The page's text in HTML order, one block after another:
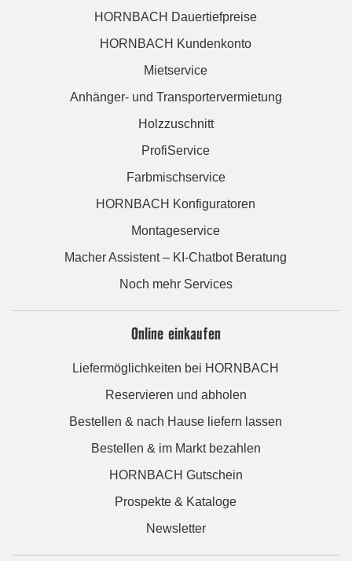
HORNBACH Dauertiefpreise
HORNBACH Kundenkonto
Mietservice
Anhänger- und Transportervermietung
Holzzuschnitt
ProfiService
Farbmischservice
HORNBACH Konfiguratoren
Montageservice
Macher Assistent – KI-Chatbot Beratung
Noch mehr Services
Online einkaufen
Liefermöglichkeiten bei HORNBACH
Reservieren und abholen
Bestellen & nach Hause liefern lassen
Bestellen & im Markt bezahlen
HORNBACH Gutschein
Prospekte & Kataloge
Newsletter